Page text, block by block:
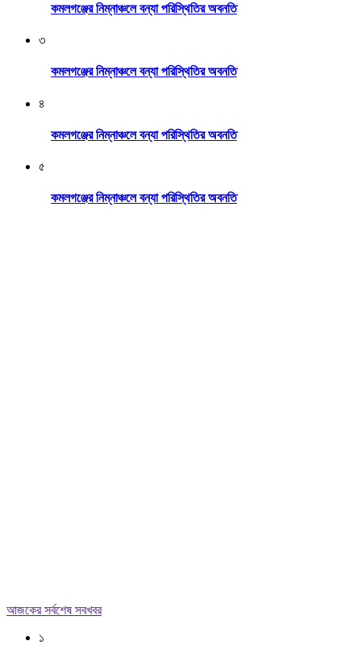
কমলগঞ্জের নিম্নাঞ্চলে বন্যা পরিস্থিতির অবনতি
৩
কমলগঞ্জের নিম্নাঞ্চলে বন্যা পরিস্থিতির অবনতি
৪
কমলগঞ্জের নিম্নাঞ্চলে বন্যা পরিস্থিতির অবনতি
৫
কমলগঞ্জের নিম্নাঞ্চলে বন্যা পরিস্থিতির অবনতি
আজকের সর্বশেষ সবখবর
১